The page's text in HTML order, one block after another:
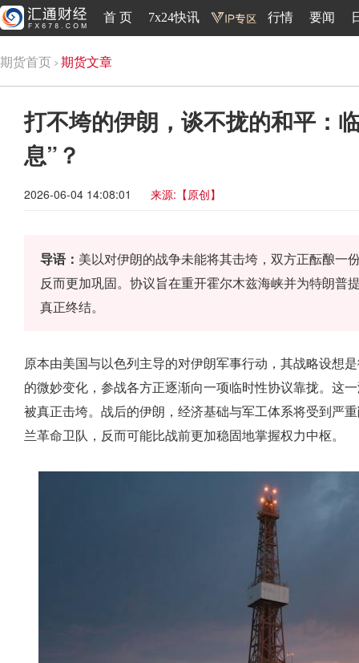
首 页 7x24快讯 行情 要闻
期货首页 期货文章
打不垮的伊朗，谈不拢的和平：
息”？
2026-06-04 14:08:01 来源:【原创】
导语： 美以对伊朗的战争未能将其击垮，双方正酝酿一
反而更加巩固。协议旨在重开霍尔木兹海峡并为特朗
真正终结。
原本由美国与以色列主导的对伊朗军事行动，其战略设想
的微妙变化，参战各方正逐渐向一项临时性协议靠拢。这
被真正击垮。战后的伊朗，经济基础与军工体系将受到
兰革命卫队，反而可能比战前更加稳固地掌握权力中枢。